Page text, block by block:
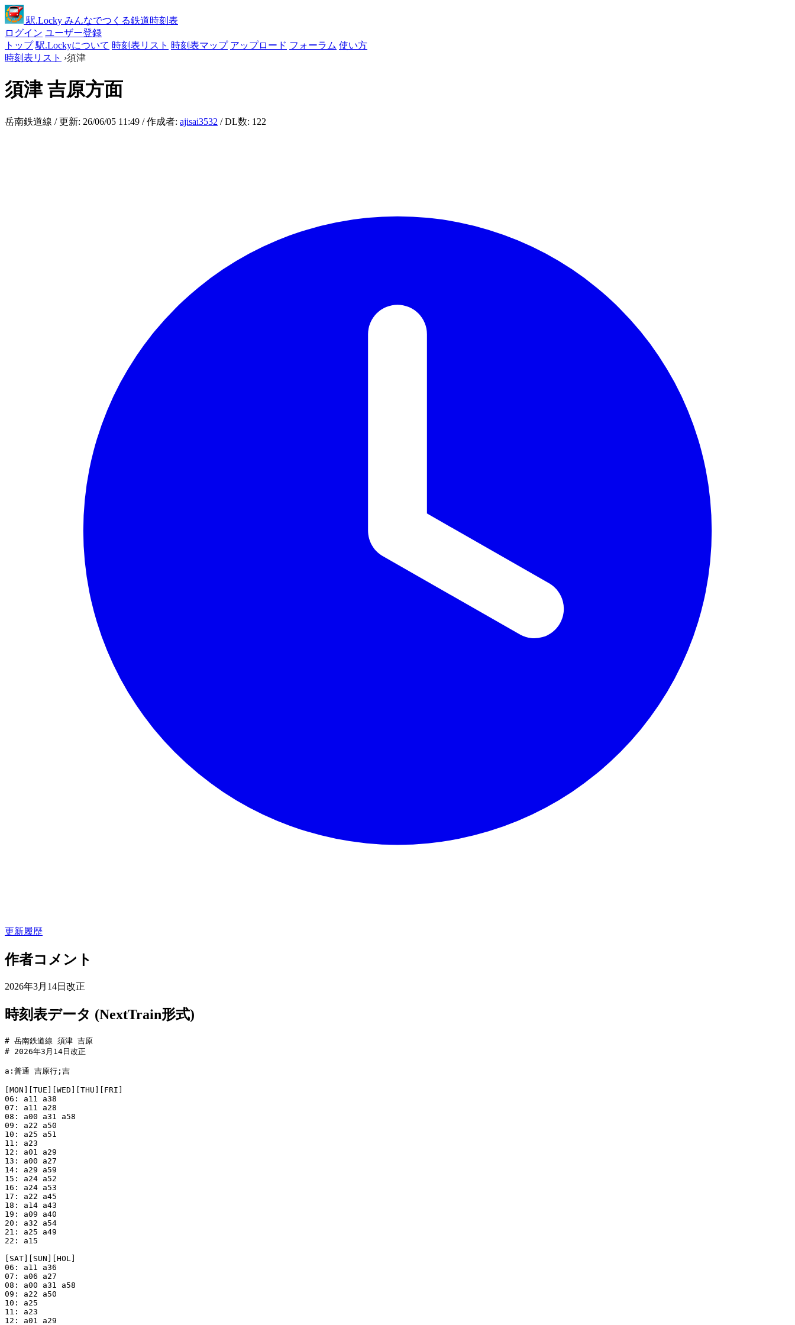
駅.Locky みんなでつくる鉄道時刻表
ログイン ユーザー登録
トップ 駅.Lockyについて 時刻表リスト 時刻表マップ アップロード フォーラム 使い方
時刻表リスト ›須津
須津吉原方面
岳南鉄道線 / 更新: 26/06/05 11:49 / 作成者: ajisai3532 / DL数: 122
更新履歴
作者コメント
2026年3月14日改正
時刻表データ (NextTrain形式)
# 岳南鉄道線 須津 吉原
# 2026年3月14日改正
a:普通 吉原行;吉
[MON][TUE][WED][THU][FRI]
06: a11 a38
07: a11 a28
08: a00 a31 a58
09: a22 a50
10: a25 a51
11: a23
12: a01 a29
13: a00 a27
14: a29 a59
15: a24 a52
16: a24 a53
17: a22 a45
18: a14 a43
19: a09 a40
20: a32 a54
21: a25 a49
22: a15
[SAT][SUN][HOL]
06: a11 a36
07: a06 a27
08: a00 a31 a58
09: a22 a50
10: a25
11: a23
12: a01 a29